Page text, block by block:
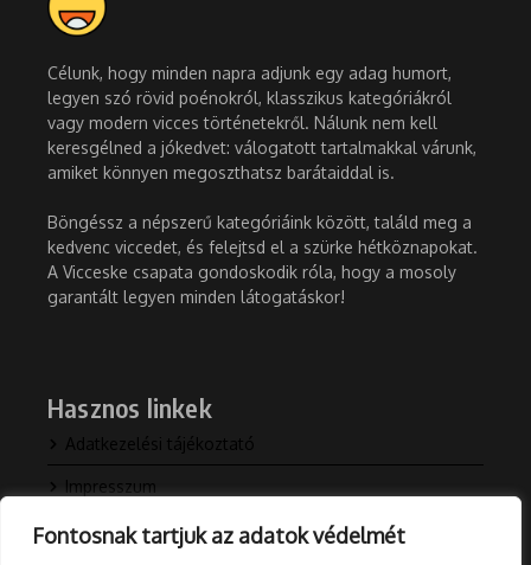
Fontosnak tartjuk az adatok védelmét
Célunk, hogy minden napra adjunk egy adag humort,
legyen szó rövid poénokról, klasszikus kategóriákról
vagy modern vicces történetekről. Nálunk nem kell
keresgélned a jókedvet: válogatott tartalmakkal várunk,
amiket könnyen megoszthatsz barátaiddal is.
Böngéssz a népszerű kategóriáink között, találd meg a
kedvenc viccedet, és felejtsd el a szürke hétköznapokat.
A Vicceske csapata gondoskodik róla, hogy a mosoly
garantált legyen minden látogatáskor!
Hasznos linkek
Adatkezelési tájékoztató
Impresszum
Kapcsolat